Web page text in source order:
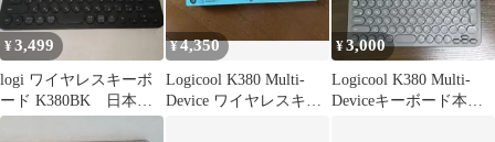
(Logi K380)
¥3,499
logi ワイヤレスキーボ
ード K380BK 日本語
配列
¥4,350
Logicool K380 Multi-
Device ワイヤレスキー
¥3,000
Logicool K380 Multi-
Deviceキーボード本